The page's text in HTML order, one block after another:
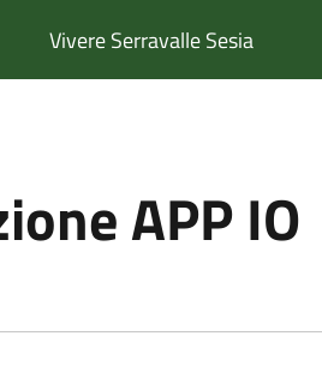
Vivere Serravalle Sesia
APP IO